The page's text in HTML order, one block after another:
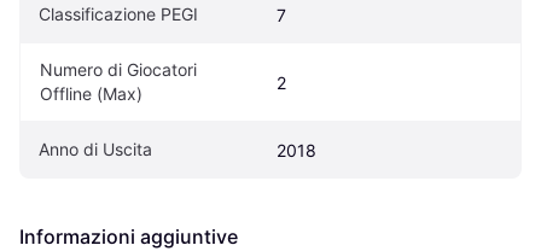
Classificazione PEGI 7
Numero di Giocatori
Offline (Max)
2
Anno di Uscita 2018
Informazioni aggiuntive